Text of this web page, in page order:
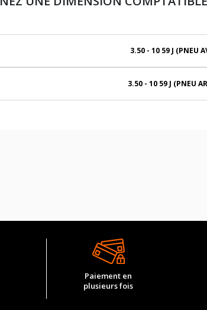
3.50 - 10 59 J (PNEU
3.50 - 10 59 J (PNEU
Paiement en
plusieurs fois